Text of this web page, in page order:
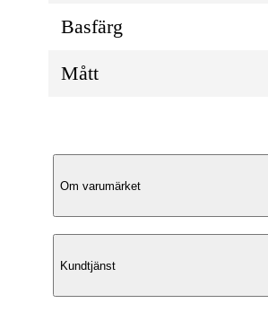
Basfärg
Mått
Produktbeskrivning
Klassisk vardagsstil
Om varumärket
Kundtjänst